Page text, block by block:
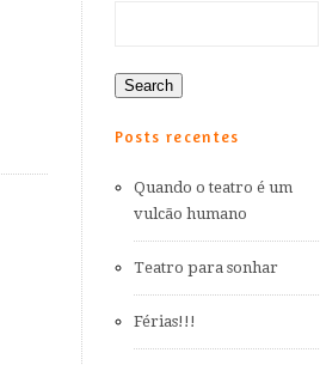
Posts recentes
Quando o teatro é um
vulcão humano
Teatro para sonhar
Férias!!!